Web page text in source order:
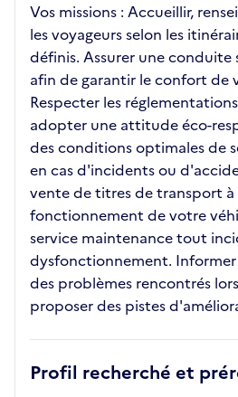
Vos missions : Accueillir,
les voyageurs selon les
définis. Assurer une
afin de garantir le confort de
Respecter les
adopter une attitude éco-
des conditions optimales de
en cas d'incidents ou
vente de titres de transport
fonctionnement de votre
service maintenance tout
dysfonctionnement.
des problèmes rencontrés
proposer des pistes
Profil recherché et